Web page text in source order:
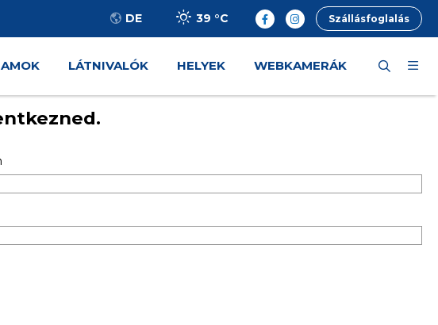
DE 39 °C Szállásfoglalás
LÁTNIVALÓK HELYEK WEBKAMERÁK